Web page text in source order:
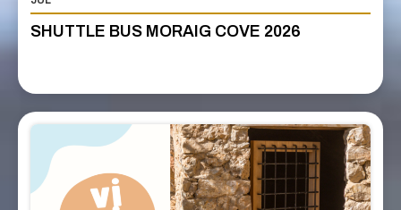
SHUTTLE BUS MORAIG COVE 2026